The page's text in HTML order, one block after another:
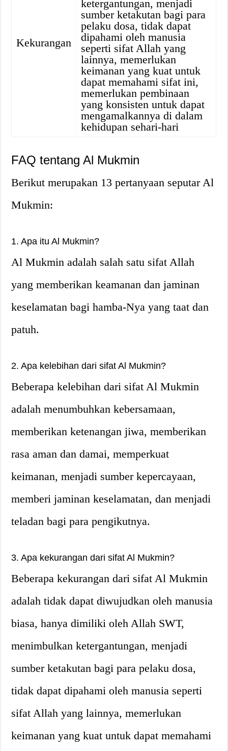
Kekurangan
ketergantungan, menjadi
sumber ketakutan bagi para
pelaku dosa, tidak dapat
dipahami oleh manusia
seperti sifat Allah yang
lainnya, memerlukan
keimanan yang kuat untuk
dapat memahami sifat ini,
memerlukan pembinaan
yang konsisten untuk dapat
mengamalkannya di dalam
kehidupan sehari-hari
FAQ tentang Al Mukmin
Berikut merupakan 13 pertanyaan seputar Al
Mukmin:
1. Apa itu Al Mukmin?
Al Mukmin adalah salah satu sifat Allah
yang memberikan keamanan dan jaminan
keselamatan bagi hamba-Nya yang taat dan
patuh.
2. Apa kelebihan dari sifat Al Mukmin?
Beberapa kelebihan dari sifat Al Mukmin
adalah menumbuhkan kebersamaan,
memberikan ketenangan jiwa, memberikan
rasa aman dan damai, memperkuat
keimanan, menjadi sumber kepercayaan,
memberi jaminan keselamatan, dan menjadi
teladan bagi para pengikutnya.
3. Apa kekurangan dari sifat Al Mukmin?
Beberapa kekurangan dari sifat Al Mukmin
adalah tidak dapat diwujudkan oleh manusia
biasa, hanya dimiliki oleh Allah SWT,
menimbulkan ketergantungan, menjadi
sumber ketakutan bagi para pelaku dosa,
tidak dapat dipahami oleh manusia seperti
sifat Allah yang lainnya, memerlukan
keimanan yang kuat untuk dapat memahami